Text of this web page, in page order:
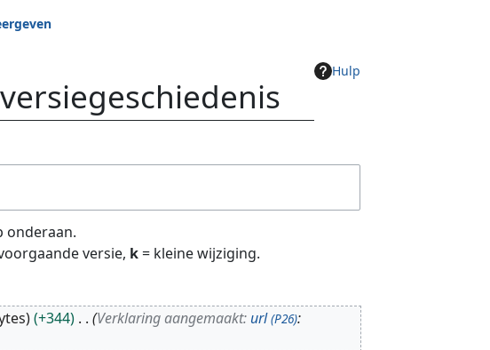
Hulp
onderaan.
versie, k= kleine wijziging.
+344 Verklaring aangemaakt: url (P26):